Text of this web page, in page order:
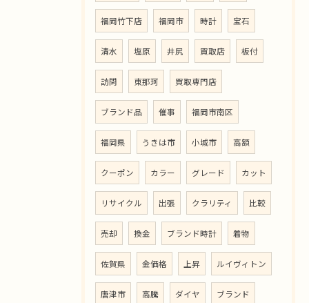
福岡竹下店 福岡市 時計 宝石
清水 塩原 井尻 買取店 板付
訪問 東那珂 買取専門店
ブランド品 催事 福岡市南区
福岡県 うきは市 小城市 高額
クーポン カラー グレード カット
リサイクル 出張 クラリティ 比較
売却 換金 ブランド時計 着物
佐賀県 金価格 上昇 ルイヴィトン
唐津市 高騰 ダイヤ ブランド